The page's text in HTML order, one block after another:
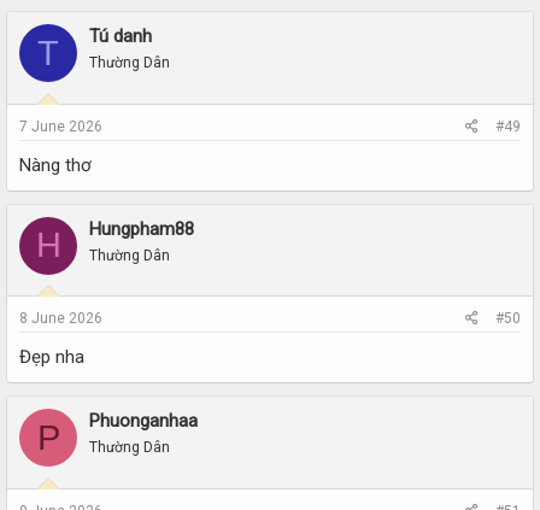
T Tú danh
Thường Dân
7 June 2026 #49
Nàng thơ
H Hungpham88
Thường Dân
8 June 2026 #50
Đẹp nha
P Phuonganhaa
Thường Dân